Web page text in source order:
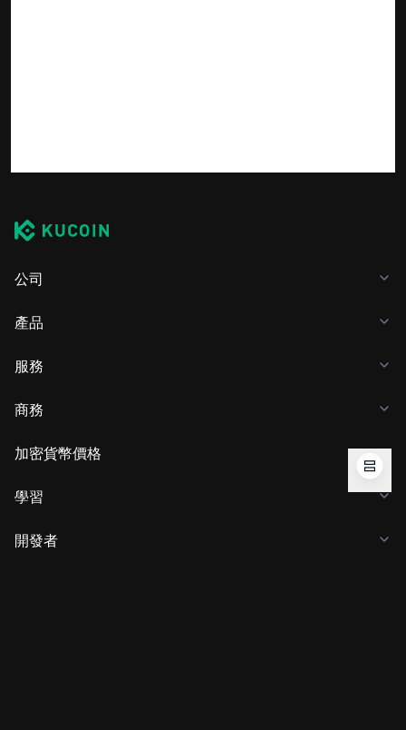
公司
產品
服務
商務
加密貨幣價格
學習
開發者